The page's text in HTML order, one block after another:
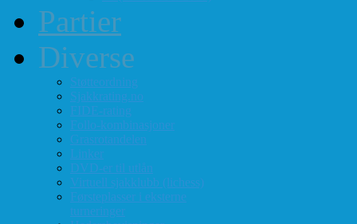
Partier
Diverse
Støtteordning
Sjakkrating.no
FIDE-rating
Follo-kombinasjoner
Grasrotandelen
Linker
DVD-er til utlån
Virtuell sjakklubb (lichess)
Førsteplasser i eksterne
turneringer